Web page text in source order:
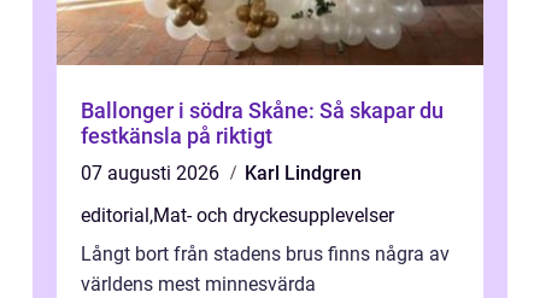
Ballonger i södra Skåne: Så skapar du
festkänsla på riktigt
07 augusti 2026
Karl Lindgren
editorial ,Mat- och dryckesupplevelser
Långt bort från stadens brus finns några av
världens mest minnesvärda